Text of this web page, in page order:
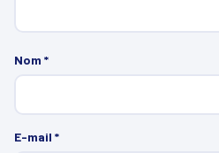
Nom *
E-mail *